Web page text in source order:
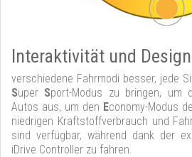
Interaktivität und
verschiedene Fahrmodi besser, jede
Super Sport-Modus zu bringen, um
Autos aus, um den Economy-Modus
niedrigen Kraftstoffverbrauch und
sind verfügbar, während dank der
iDrive Controller zu fahren.